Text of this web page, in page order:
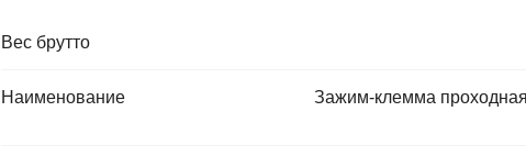
Вес брутто
Наименование
Зажим-клемма проходная